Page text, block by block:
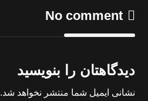
No comment
دیدگاهتان را بنویسید
نشانی ایمیل شما منتشر نخواهد شد.